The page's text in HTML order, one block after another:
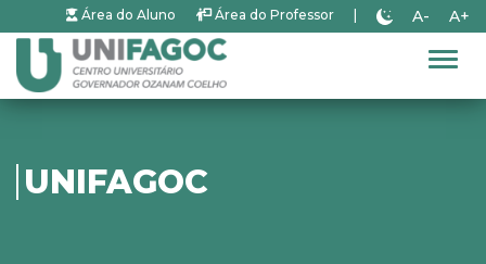
Área do Aluno Área do Professor A- A+
UNIFAGOC